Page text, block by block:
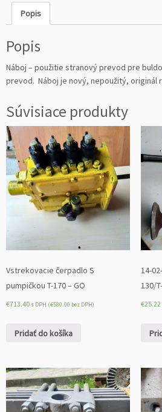
N
á
b
o
j
t
a
n.
p
r
e
d
1
7
/
Popis
Popis
Náboj – použitie stranový prevod pre
prevod. Náboj je nový, nepoužitý, originál
Súvisiace produkty
Vstrekovacie čerpadlo S
pumpičkou T-170 – GO
€713.40 s DPH (€580.00 bez DPH)
Pridať do košíka
14-
130/
€25.22